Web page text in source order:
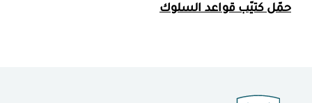
حمّل كتيّب قواعد السلوك